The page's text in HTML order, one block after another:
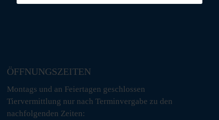
ÖFFNUNGSZEITEN
Montags und an Feiertagen geschlossen
Tiervermittlung nur nach Terminvergabe zu den
nachfolgenden Zeiten: